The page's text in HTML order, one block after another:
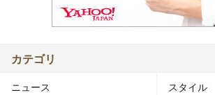
カテゴリ
ニュース スタイル